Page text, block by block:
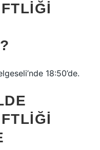
18:50’de.